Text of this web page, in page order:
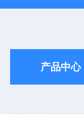
产品中心